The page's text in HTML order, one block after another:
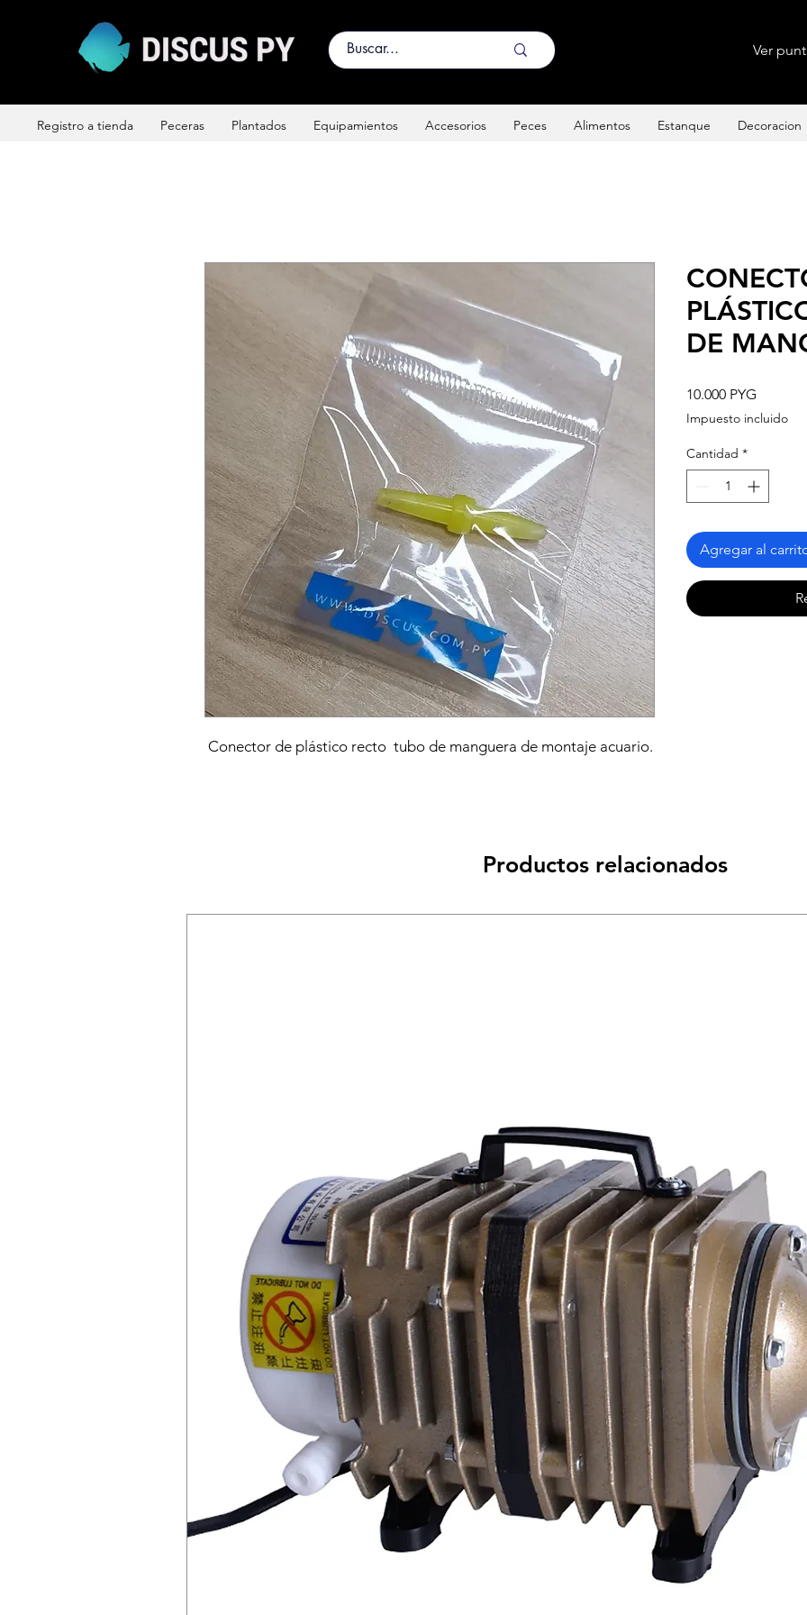
Ver
Registro a tienda Peceras Plantados Equipamientos Accesorios Peces Alimentos Estanque Decoracion
Conector de plástico recto tubo de manguera de montaje acuario.
DE
10.000 PYG
Impuesto incluido
Cantidad *
Agregar al
Productos relacionados